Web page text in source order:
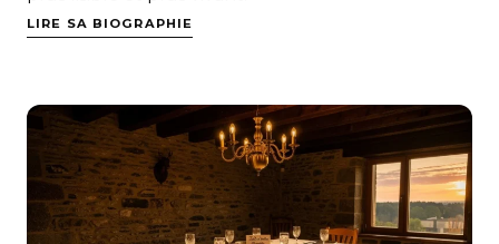
LIRE SA BIOGRAPHIE